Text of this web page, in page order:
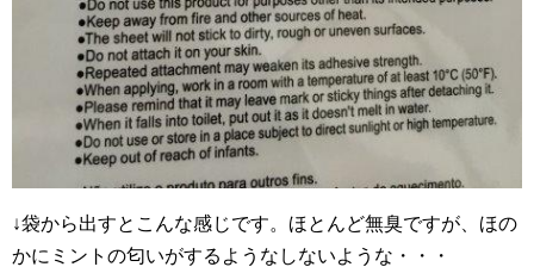
↓袋から出すとこんな感じです。ほとんど無臭ですが、ほの
かにミントの匂いがするようなしないような・・・